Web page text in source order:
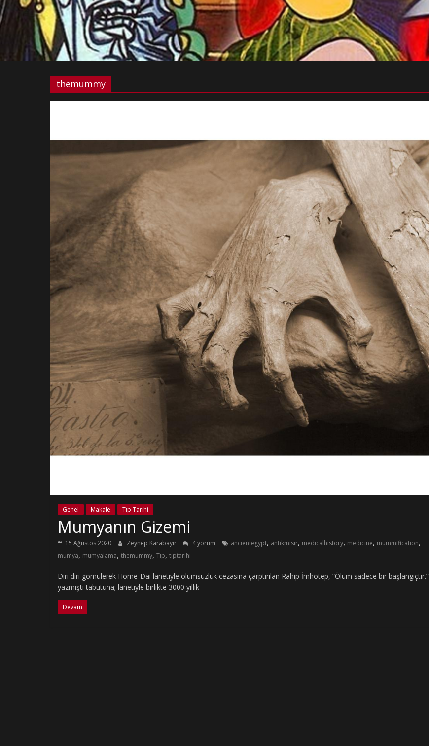
themummy
Genel Makale Tıp Tarihi
Mumyanın Gizemi
15 Ağustos 2020 Zeynep Karabayır 4 yorum ancientegypt, antikmısır, medicalhistory, medicine, mummification,
mumya, mumyalama, themummy, Tıp, tıptarihi
Diri diri gömülerek Home-Dai lanetiyle ölümsüzlük cezasına çarptırılan Rahip İmhotep, “Ölüm sadece bir başlangıçtır.”
yazmıştı tabutuna; lanetiyle birlikte 3000 yıllık
Devam